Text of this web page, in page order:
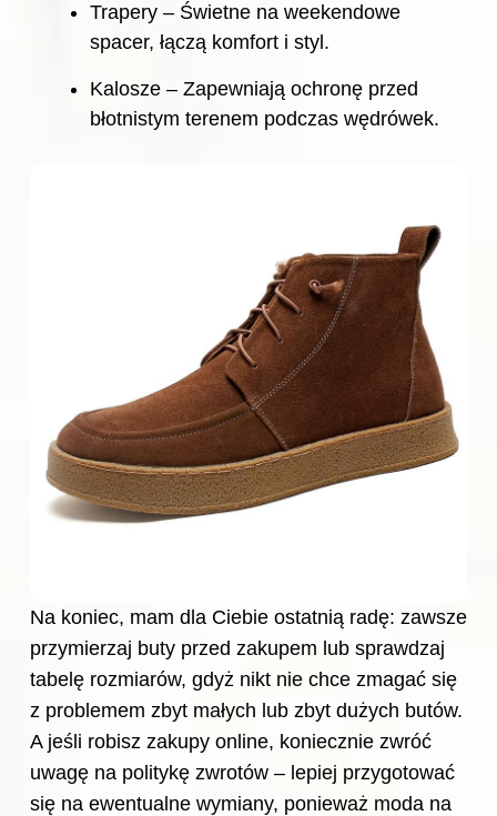
Trapery – Świetne na weekendowe
spacer, łączą komfort i styl.
Kalosze – Zapewniają ochronę przed
błotnistym terenem podczas wędrówek.
Na koniec, mam dla Ciebie ostatnią radę: zawsze
przymierzaj buty przed zakupem lub sprawdzaj
tabelę rozmiarów, gdyż nikt nie chce zmagać się
z problemem zbyt małych lub zbyt dużych butów.
A jeśli robisz zakupy online, koniecznie zwróć
uwagę na politykę zwrotów – lepiej przygotować
się na ewentualne wymiany, ponieważ moda na